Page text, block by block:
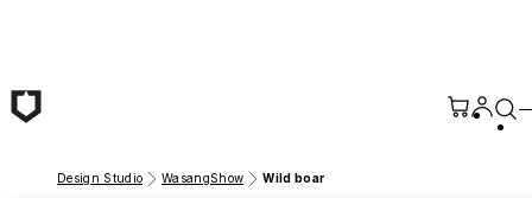
Design Studio WasangShow Wild boar